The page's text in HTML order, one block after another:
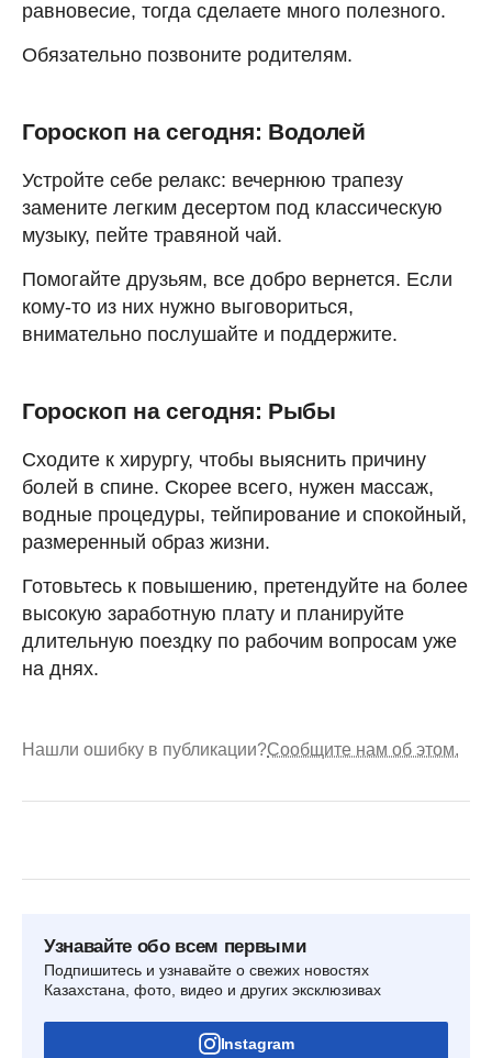
равновесие, тогда сделаете много полезного.
Обязательно позвоните родителям.
Гороскоп на сегодня: Водолей
Устройте себе релакс: вечернюю трапезу
замените легким десертом под классическую
музыку, пейте травяной чай.
Помогайте друзьям, все добро вернется. Если
кому-то из них нужно выговориться,
внимательно послушайте и поддержите.
Гороскоп на сегодня: Рыбы
Сходите к хирургу, чтобы выяснить причину
болей в спине. Скорее всего, нужен массаж,
водные процедуры, тейпирование и спокойный,
размеренный образ жизни.
Готовьтесь к повышению, претендуйте на более
высокую заработную плату и планируйте
длительную поездку по рабочим вопросам уже
на днях.
Нашли ошибку в публикации?Сообщите нам об этом.
Узнавайте обо всем первыми
Подпишитесь и узнавайте о свежих новостях
Казахстана, фото, видео и других эксклюзивах
Instagram